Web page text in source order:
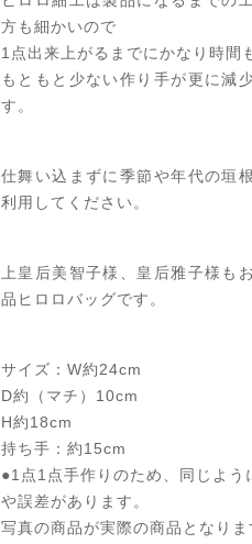
方も細かいので
1点出来上がるまでにかなり時間
もともと少ない作り手が更に減
す。
仕舞い込まずに季節や年代の垣
利用してください。
上皇后美智子様、皇后雅子様も
品ヒロロバッグです。
サイズ：W約24cm
D約（マチ）10cm
H約18cm
持ち手：約15cm
●1点1点手作りのため、同じよ
や誤差があります。
写真の商品が実際の商品となりま